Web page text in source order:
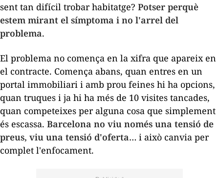
sent tan difícil trobar habitatge? Potser perquè
estem mirant el símptoma i no l'arrel del
problema.
El problema no comença en la xifra que apareix en
el contracte. Comença abans, quan entres en un
portal immobiliari i amb prou feines hi ha opcions,
quan truques i ja hi ha més de 10 visites tancades,
quan competeixes per alguna cosa que simplement
és escassa. Barcelona no viu només una tensió de
preus, viu una tensió d'oferta… i això canvia per
complet l'enfocament.